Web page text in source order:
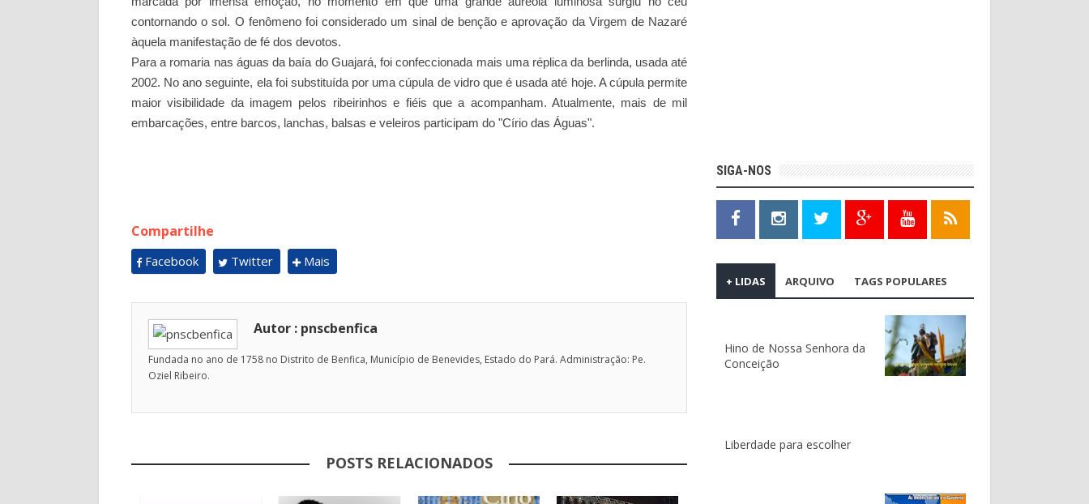
contornando o sol. O fenômeno foi considerado um sinal de benção e aprovação da Virgem de Nazaré
àquela manifestação de fé dos devotos.
Para a romaria nas águas da baía do Guajará, foi confeccionada mais uma réplica da berlinda, usada até
2002. No ano seguinte, ela foi substituída por uma cúpula de vidro que é usada até hoje. A cúpula permite
maior visibilidade da imagem pelos ribeirinhos e fiéis que a acompanham. Atualmente, mais de mil
embarcações, entre barcos, lanchas, balsas e veleiros participam do "Círio das Águas".
Compartilhe
Facebook Twitter Mais
Autor : pnscbenfica
Fundada no ano de 1758 no Distrito de Benfica, Município de Benevides, Estado do Pará. Administração: Pe.
Oziel Ribeiro.
POSTS RELACIONADOS
SIGA-NOS
+ LIDAS ARQUIVO TAGS POPULARES
Hino de Nossa Senhora da
Conceição
Liberdade para escolher